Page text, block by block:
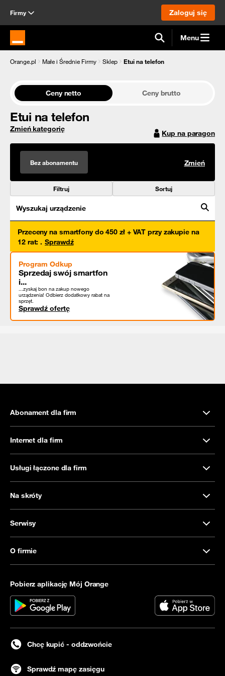
Firmy Zaloguj się
Strona główna Orange.pl Menu
Orange.pl Małe i Średnie Firmy Sklep Etui na telefon
Ceny netto Ceny brutto
Etui na telefon
Zmień kategorię Kup na paragon
Bez abonamentu Zmień
Filtruj Sortuj
Wyszukaj urządzenie
Przeceny na smartfony do 450 zł + VAT przy zakupie na
12 rat: . Sprawdź
Program Odkup
Sprzedaj swój smartfon
i...
...zyskaj bon na zakup nowego
urządzenia! Odbierz dodatkowy rabat na
sprzęt.
Sprawdź ofertę
Abonament dla firm
Internet dla firm
Usługi łączone dla firm
Na skróty
Serwisy
O firmie
Pobierz aplikację Mój Orange
Chcę kupić - oddzwońcie
Sprawdź mapę zasięgu